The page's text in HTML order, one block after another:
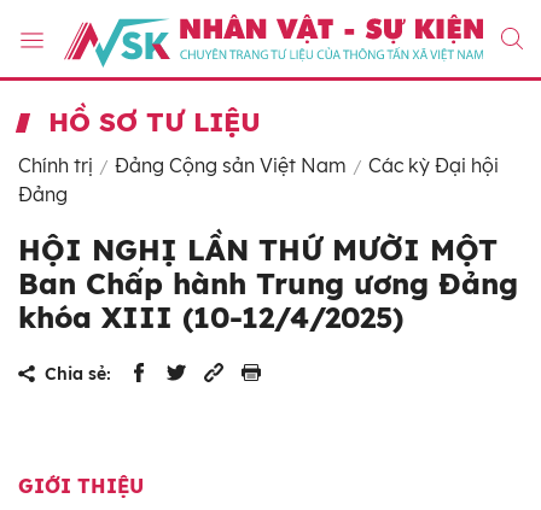
HỒ SƠ TƯ LIỆU
Chính trị Đảng Cộng sản Việt Nam
Các kỳ Đại hội
Đảng
HỘI NGHỊ LẦN THỨ MƯỜI MỘT
Ban Chấp hành Trung ương Đảng
khóa XIII (10-12/4/2025)
Chia sẻ:
GIỚI THIỆU